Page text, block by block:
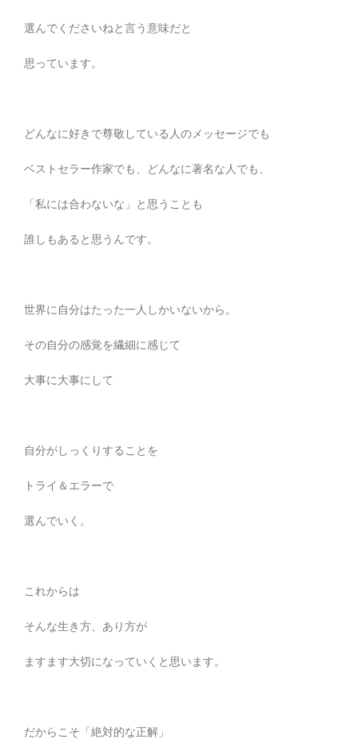
選んでくださいねと言う意味だと
思っています。
どんなに好きで尊敬している人のメッセージでも
ベストセラー作家でも、どんなに著名な人でも、
「私には合わないな」と思うことも
誰しもあると思うんです。
世界に自分はたった一人しかいないから。
その自分の感覚を繊細に感じて
大事に大事にして
自分がしっくりすることを
トライ＆エラーで
選んでいく。
これからは
そんな生き方、あり方が
ますます大切になっていくと思います。
だからこそ「絶対的な正解」